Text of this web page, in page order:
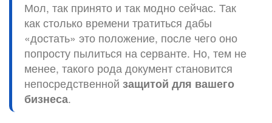
Мол, так принято и так модно сейчас. Так
как столько времени тратиться дабы
«достать» это положение, после чего оно
попросту пылиться на серванте. Но, тем не
менее, такого рода документ становится
непосредственной защитой для вашего
бизнеса.